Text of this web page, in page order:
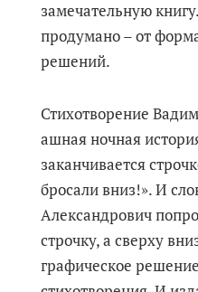
замечательную
продумано – от
решений.
Стихотворение
ашная ночная
заканчивается
бросали вниз!». И
Александрович
строчку, а сверху
графическое